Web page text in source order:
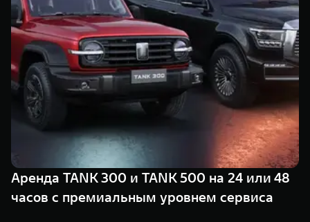
TANK 500
от 6 499 000 ₽
TANK 700
Сила
от 10 199
ПОКУПКА АВТОМОБИЛЯ
TANK Финансы
Корпоративным клиентам
TANK ФИНАНСЫ
TANK Кредит
TANK Лизинг
TANK Страхование
Сервис
Специальные предложения
Моторные масла
ЦИФРОВЫЕ СЕРВИСЫ TANK
Цифровые сервисы TANK
Аренда TANK 300 и TANK 500 на 24 или 48
часов с премиальным уровнем сервиса